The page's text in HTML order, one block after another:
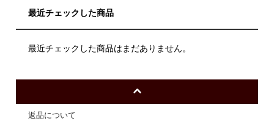
最近チェックした商品
最近チェックした商品はまだありません。
返品について